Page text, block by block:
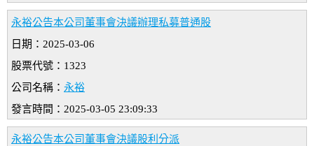
永裕公告本公司董事會決議辦理私募普通股
日期：2025-03-06
股票代號：1323
公司名稱： 永裕
發言時間：2025-03-05 23:09:33
永裕公告本公司董事會決議股利分派